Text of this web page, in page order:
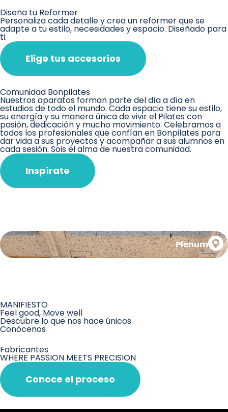
Diseña tu Reformer
Personaliza cada detalle y crea un reformer que se
adapte a tu estilo, necesidades y espacio. Diseñado para
ti.
Elige tus accesorios
Comunidad Bonpilates
Nuestros aparatos forman parte del día a día en
estudios de todo el mundo. Cada espacio tiene su estilo,
su energía y su manera única de vivir el Pilates con
pasión, dedicación y mucho movimiento. Celebramos a
todos los profesionales que confían en Bonpilates para
dar vida a sus proyectos y acompañar a sus alumnos en
cada sesión. Sois el alma de nuestra comunidad.
Inspírate
Plenum
MANIFIESTO
Feel good, Move well
Descubre lo que nos hace únicos
Conócenos
Fabricantes
WHERE PASSION MEETS PRECISION
Conoce el proceso